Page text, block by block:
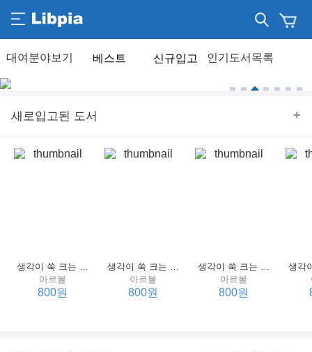
베스트 신규입고
새로입고된 도서 +
생각이 쑥 크는 세계 명작 4 : 언어 편
아르볼
800원
생각이 쑥 크는 세계 명작 3 : 언어 편
아르볼
800원
생각이 쑥 크는 세계 명작 2 : 언어 편
아르볼
800원